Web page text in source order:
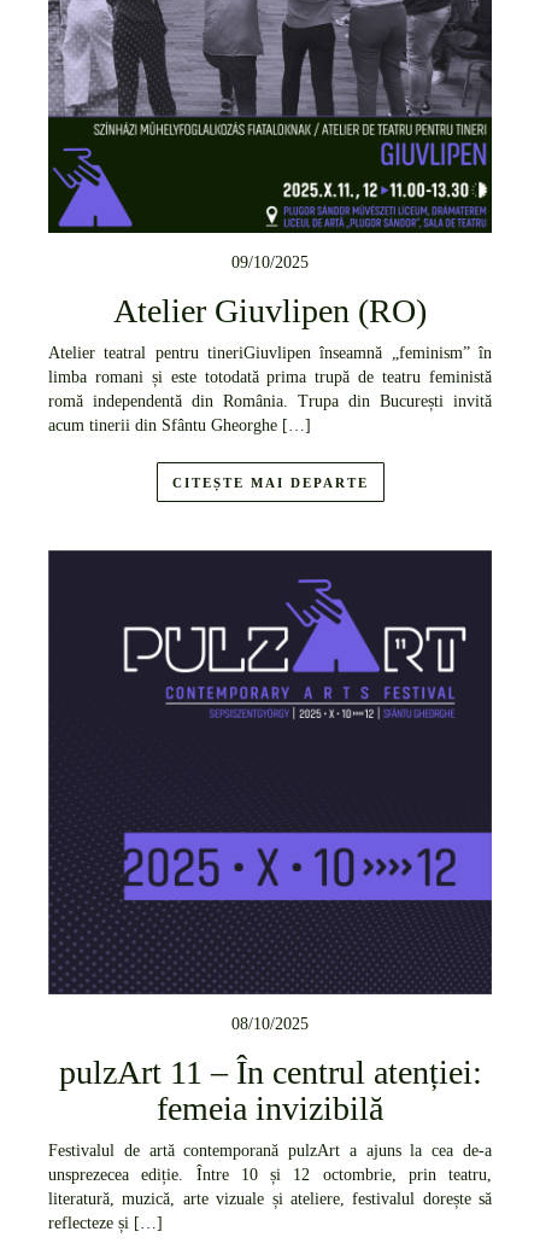
09/10/2025
Atelier Giuvlipen (RO)
Atelier teatral pentru tineriGiuvlipen înseamnă „feminism” în
limba romani și este totodată prima trupă de teatru feministă
romă independentă din România. Trupa din București invită
acum tinerii din Sfântu Gheorghe […]
CITEȘTE MAI DEPARTE
08/10/2025
pulzArt 11 – În centrul atenției:
femeia invizibilă
Festivalul de artă contemporană pulzArt a ajuns la cea de-a
unsprezecea ediție. Între 10 și 12 octombrie, prin teatru,
literatură, muzică, arte vizuale și ateliere, festivalul dorește să
reflecteze și […]